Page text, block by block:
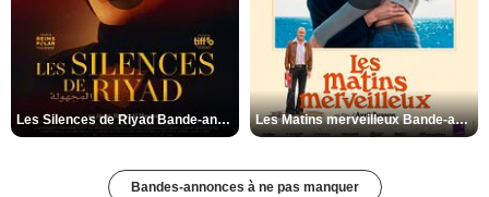
Les Silences de Riyad Bande-annonce VO STFR Les Matins merveilleux Bande-annonce VF
Bandes-annonces à ne pas manquer